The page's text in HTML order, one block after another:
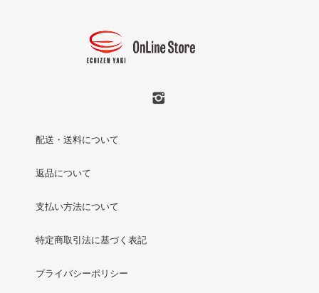
配送・送料について
返品について
支払い方法について
特定商取引法に基づく表記
プライバシーポリシー